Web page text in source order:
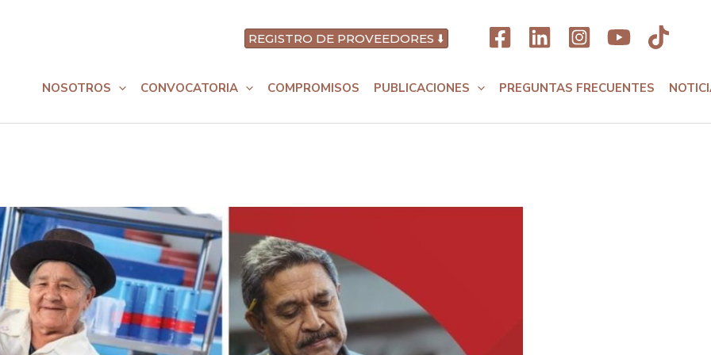
REGISTRO DE PROVEEDORES ⬇️
NOSOTROS CONVOCATORIA COMPROMISOS PUBLICACIONES PREGUNTAS FRECUENTES